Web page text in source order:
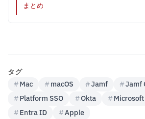
まとめ
タグ
#Mac #macOS #Jamf #Jamf
#Platform SSO #Okta #
#Entra ID #Apple